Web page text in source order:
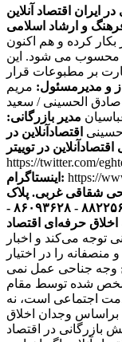
ایران اقتصاد آنلاین
۷۴۳۳۴ از وزارت فرهنگ و ارشاد اسلامی
خبری از سال ۸۹ آغاز بکار کرده و هم اکنون
محسوب می شود. این
بر مطبوعات قرار
و مدیرمسئول: مریم
الحسینی / سعید
مدیر بازرگانی:
اقتصادآنلاین در
https://twitter.com/
اینستاگرام: https://
شقاقی غربی. پلاک
تلفن دفتر مرکزی: ۱۳ و ۸۸۲۲۵۶۱۲ - ۸۶۰۹۳۶۲۸ -
اخلاق حرفه‌ای اقتصاد
توجه می‌کند و اخبار
را در اختیار
وجه جناحی عمل نمی
شده توسط مقام
یک خدمت اجتماعی است، نه
براساس وجدان اخلاق
بازرگانی در اقتصاد